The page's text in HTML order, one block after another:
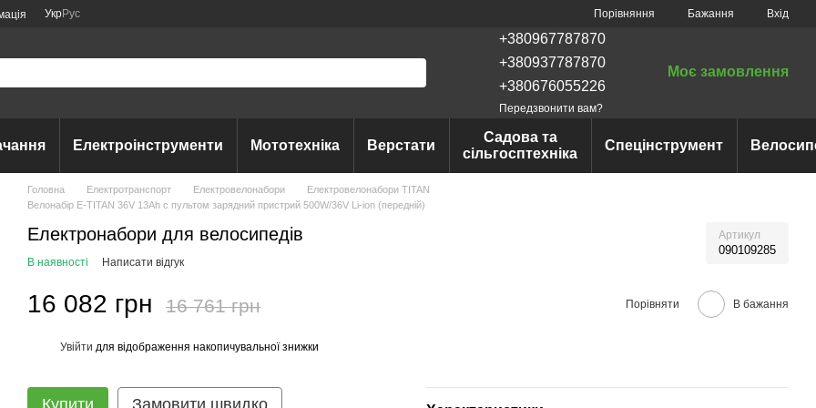
УкрРус Порівняння Бажання Вхід
+380967787870
+380937787870
+380676055226
Передзвонити вам?
Моє замовлення
Електроінструменти Мототехніка Верстати
Садова та
сільгосптехніка
Спецінструмент
Головна Електротранспорт Електровелонабори
Електровелонабори TITAN
Велонабір E-TITAN 36V 13Ah с пультом зарядний пристрий 500W/36V Li-ion (передній)
Електронабори для велосипедів Артикул
090109285
В наявності Написати відгук
16 082 грн 16 761 грн Порівняти В бажання
Увійти для відображення накопичувальної знижки
Купити Замовити швидко